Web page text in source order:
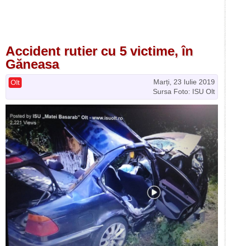
Accident rutier cu 5 victime, în
Găneasa
Marți, 23 Iulie 2019
Olt
Sursa Foto: ISU Olt